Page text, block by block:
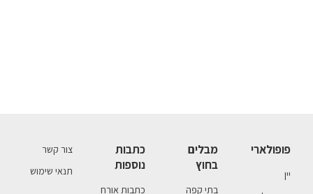
פופולארי
יין
מבלים
בחוץ
בתי קפה
כתבות
נוספות
כתבות אורח
צור קשר
תנאי שימוש